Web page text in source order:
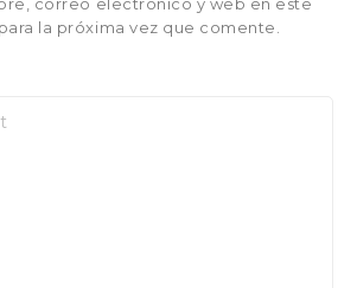
la próxima vez que comente.